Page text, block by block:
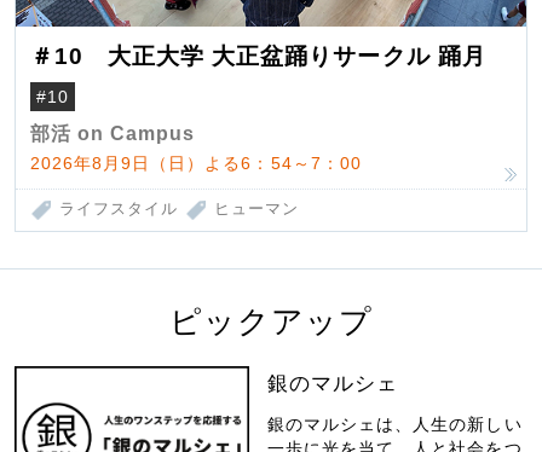
＃10 大正大学 大正盆踊りサークル 踊月
#10
部活 on Campus
2026年8月9日（日）よる6：54～7：00
ライフスタイル ヒューマン
ピックアップ
銀のマルシェ
銀のマルシェは、人生の新しい